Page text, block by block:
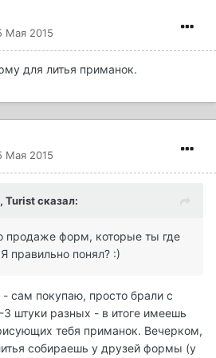
Мая 2015
для литья приманок.
Мая 2015
Turist сказал:
продаже форм, которые ты где
правильно понял? :)
сам покупаю, просто брали с
штуки разных - в итоге имеешь
тебя приманок. Вечерком,
собираешь у друзей формы (у